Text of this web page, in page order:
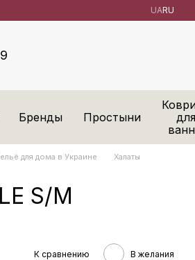
UARU
Бренды Простыни
для
для дома в Украине
Халаты
S/M
К сравнению В желания